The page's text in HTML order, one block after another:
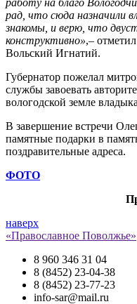
рад, что сюда назначили
знакомы, и верю, что
конструктивно»,–
Вольский Игнатий.
Губернатор пожелал
службы завоевать
вологодской земле
В завершение встречи
памятные подарки в
поздравительные адреса.
ФОТО
наверх
«Православное Поволжье»
8 960 346 31 04
8 (8452) 23-04-38
8 (8452) 23-77-23
info-sar@mail.ru